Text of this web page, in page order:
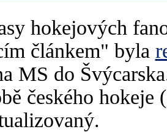
hokejových
článkem" byla
MS do
českého